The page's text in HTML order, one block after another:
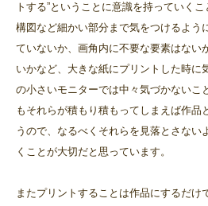
トする”ということに意識を持っていく
構図など細かい部分まで気をつけるよう
ていないか、画角内に不要な要素はない
いかなど、大きな紙にプリントした時に
の小さいモニターでは中々気づかないこ
もそれらが積もり積もってしまえば作品
うので、なるべくそれらを見落とさない
くことが大切だと思っています。
またプリントすることは作品にするだけ